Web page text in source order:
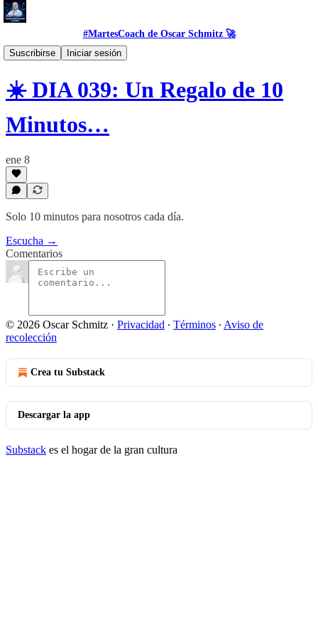
#MartesCoach de Oscar Schmitz 🚀
Suscribirse
Iniciar sesión
#Proposito
☀️ DIA 039: Un Regalo de 10
Minutos…
ene 8
Solo 10 minutos para nosotros cada día.
Escucha →
Comentarios
© 2026 Oscar Schmitz · Privacidad ∙ Términos ∙ Aviso de
recolección
Crea tu Substack
Descargar la app
Substack es el hogar de la gran cultura